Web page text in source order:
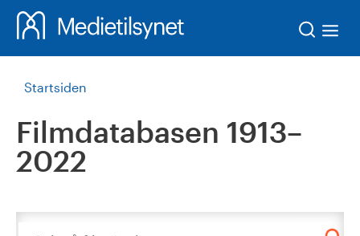
Startsiden
Filmdatabasen 1913–
2022